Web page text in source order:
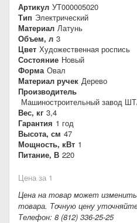
Артикул УТ000005020
Тип Электрический
Материал Латунь
Объем, л 3
Цвет Художественная роспись
Состояние Новый
Форма Овал
Материал ручек Дерево
Производитель
Машиностроительный завод
Вес, кг 3,4
Гарантия 1 год
Высота, см 47
Мощность, кВт 1
Питание, В 220
Цена за 1
Цена на товар может
товара. Точную цену
Телефон: 8 (812) 336-25-25